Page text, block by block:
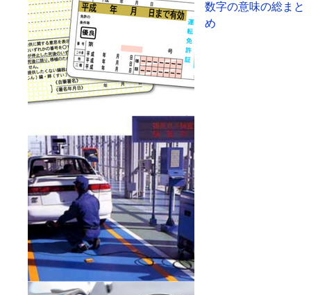
数字の意味の総まと
め